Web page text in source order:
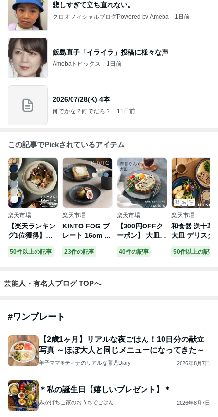
悲しすぎて立ち直れない。
クロオフィシャルブログPowered by Ameba 1日前
飯島直子「イライラ」投稿に様々な声
Amebaトピックス 1日前
2026/07/28(K) 4本
何でかな？何でだろ？ 11日前
この記事でPickされているアイテム
楽天市場
【楽天ランキン
グ1位獲得】お
エッジライン プ
5色展開｜電子
｜おしゃれ かわ
皿 ワンプレート
｜北欧・韓国・
台湾風｜カフェ
風 ギフト 新生
50件以上の記事
楽天市場
KINTO FOG プ
レート 16cm キ
皿 深皿 プレー
れ かわいい シ
ンボス モダン
男性 女性 ギフ
ト
23件の記事
楽天市場
【300円OFFク
ーポン】 大皿
食器 布目りんか
ジ/食洗器対応
口径20.8cm×高
さ2.2cm 410g
ぬのめりんか
40件の記事
楽天市場
和食器 渕十草
大皿 デリスタ
皿 皿 プレート
50件以上の記事
芸能人・有名人ブログ TOPへ
#ワンプレート
【2歳1ヶ月】リアルな夜ごはん！10日分の献立
写真 ～ほぼ大人と同じメニューになってきた～
年子ママ✳ティナのリアルな育児Diary 2026年8月7日
＊私の誕生日【嬉しいプレゼント】＊
みかぱちこ家のおうちでごはん 2026年8月7日